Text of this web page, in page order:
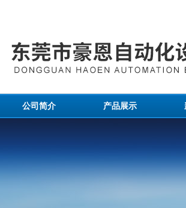
公司简介 产品展示